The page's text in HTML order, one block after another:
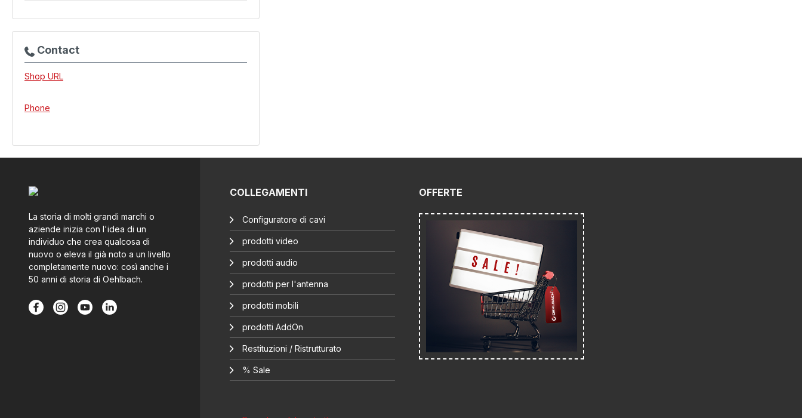
Contact
Shop URL
Phone
La storia di molti grandi marchi o
aziende inizia con l'idea di un
individuo che crea qualcosa di
nuovo o eleva il già noto a un livello
completamente nuovo: così anche i
50 anni di storia di Oehlbach.
COLLEGAMENTI
Configuratore di cavi
prodotti video
prodotti audio
prodotti per l'antenna
prodotti mobili
prodotti AddOn
Restituzioni / Ristrutturato
% Sale
OFFERTE